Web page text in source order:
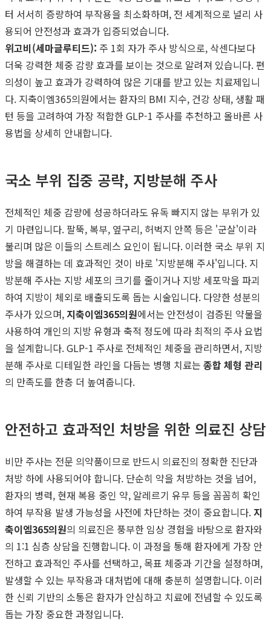
터 서서히 증량하여 부작용을 최소화하며, 전 세계적으로 널리 사
용되어 안전성과 효과가 입증되었습니다.
위고비(세마글루티드): 주 1회 자가 주사 방식으로, 삭센다보다
더욱 강력한 체중 감량 효과를 보이는 것으로 알려져 있습니다. 편
의성이 높고 효과가 강력하여 많은 기대를 받고 있는 치료제입니
다. 지축이엠365의원에서는 환자의 BMI 지수, 건강 상태, 생활 패
턴 등을 고려하여 가장 적합한 GLP-1 주사를 추천하고 올바른 사
용법을 상세히 안내합니다.
국소 부위 집중 공략, 지방분해 주사
전체적인 체중 감량에 성공하더라도 유독 빠지지 않는 부위가 있
기 마련입니다. 팔뚝, 복부, 옆구리, 허벅지 안쪽 등은 '군살'이라
불리며 많은 이들의 스트레스 요인이 됩니다. 이러한 국소 부위 지
방을 해결하는 데 효과적인 것이 바로 '지방분해 주사'입니다. 지
방분해 주사는 지방 세포의 크기를 줄이거나 지방 세포막을 파괴
하여 지방이 체외로 배출되도록 돕는 시술입니다. 다양한 성분의
주사가 있으며, 지축이엠365의원에서는 안전성이 검증된 약물을
사용하여 개인의 지방 유형과 축적 정도에 따라 최적의 주사 요법
을 설계합니다. GLP-1 주사로 전체적인 체중을 관리하면서, 지방
분해 주사로 디테일한 라인을 다듬는 병행 치료는 종합 체형 관리
의 만족도를 한층 더 높여줍니다.
안전하고 효과적인 처방을 위한 의료진 상담
비만 주사는 전문 의약품이므로 반드시 의료진의 정확한 진단과
처방 하에 사용되어야 합니다. 단순히 약을 처방하는 것을 넘어,
환자의 병력, 현재 복용 중인 약, 알레르기 유무 등을 꼼꼼히 확인
하여 부작용 발생 가능성을 사전에 차단하는 것이 중요합니다. 지
축이엠365의원의 의료진은 풍부한 임상 경험을 바탕으로 환자와
의 1:1 심층 상담을 진행합니다. 이 과정을 통해 환자에게 가장 안
전하고 효과적인 주사를 선택하고, 목표 체중과 기간을 설정하며,
발생할 수 있는 부작용과 대처법에 대해 충분히 설명합니다. 이러
한 신뢰 기반의 소통은 환자가 안심하고 치료에 전념할 수 있도록
돕는 가장 중요한 과정입니다.